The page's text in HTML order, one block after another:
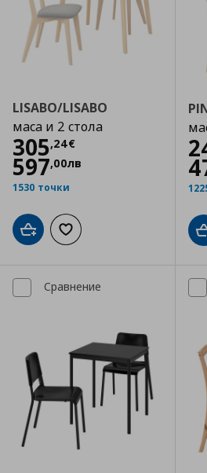
LISABO/LISABO
маса и 2 стола
305,24€
Цена
597,00лв
1530 точки
Добави в кошницата
Добави към списъка с
Сравнение